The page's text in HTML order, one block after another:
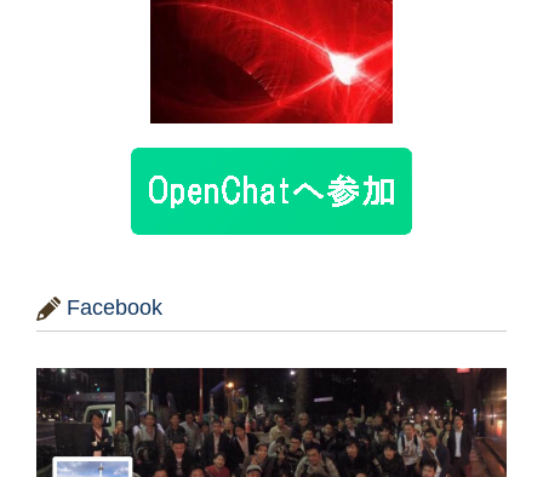
Facebook